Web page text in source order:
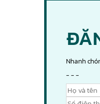
Nhanh
- - -